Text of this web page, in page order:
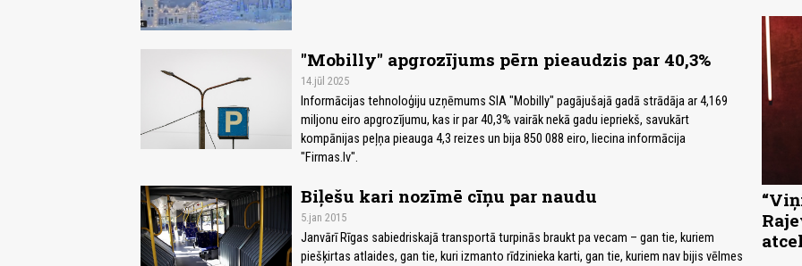
"Mobilly" apgrozījums pērn pieaudzis par 40,3%
14.jūl 2025
Informācijas tehnoloģiju uzņēmums SIA "Mobilly" pagājušajā gadā strādāja ar 4,169
miljonu eiro apgrozījumu, kas ir par 40,3% vairāk nekā gadu iepriekš, savukārt
kompānijas peļņa pieauga 4,3 reizes un bija 850 088 eiro, liecina informācija
"Firmas.lv".
Biļešu kari nozīmē cīņu par naudu
5.jan 2015
Janvārī Rīgas sabiedriskajā transportā turpinās braukt pa vecam – gan tie, kuriem
piešķirtas atlaides, gan tie, kuri izmanto rīdzinieka karti, gan tie, kuriem nav bijis vēlmes